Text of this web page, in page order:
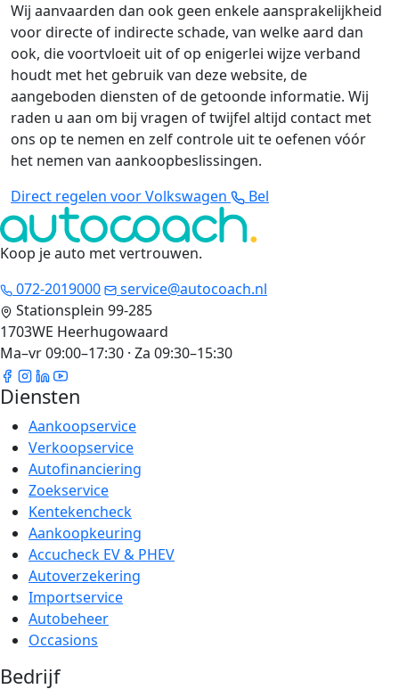
Wij aanvaarden dan ook geen enkele aansprakelijkheid
voor directe of indirecte schade, van welke aard dan
ook, die voortvloeit uit of op enigerlei wijze verband
houdt met het gebruik van deze website, de
aangeboden diensten of de getoonde informatie. Wij
raden u aan om bij vragen of twijfel altijd contact met
ons op te nemen en zelf controle uit te oefenen vóór
het nemen van aankoopbeslissingen.
Direct regelen voor Volkswagen
Bel
Koop je auto met vertrouwen.
072-2019000
service@autocoach.nl
Stationsplein 99-285
1703WE Heerhugowaard
Ma–vr 09:00–17:30 · Za 09:30–15:30
Diensten
Aankoopservice
Verkoopservice
Autofinanciering
Zoekservice
Kentekencheck
Aankoopkeuring
Accucheck EV & PHEV
Autoverzekering
Importservice
Autobeheer
Occasions
Bedrijf